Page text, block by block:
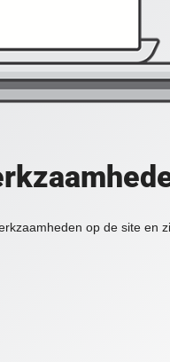
op de site en